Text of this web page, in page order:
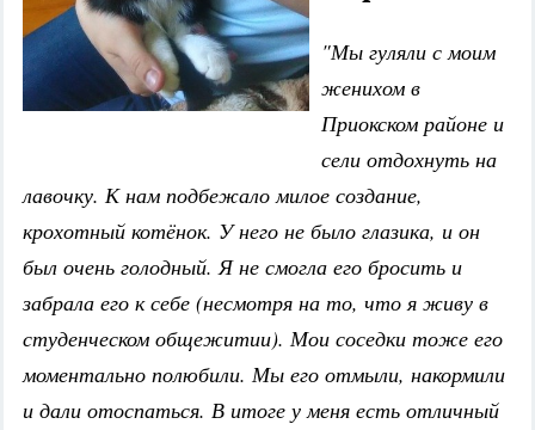
"Мы гуляли с моим
женихом в
Приокском районе и
сели отдохнуть на
лавочку. К нам подбежало милое создание,
крохотный котёнок. У него не было глазика, и он
был очень голодный. Я не смогла его бросить и
забрала его к себе (несмотря на то, что я живу в
студенческом общежитии). Мои соседки тоже его
моментально полюбили. Мы его отмыли, накормили
и дали отоспаться. В итоге у меня есть отличный